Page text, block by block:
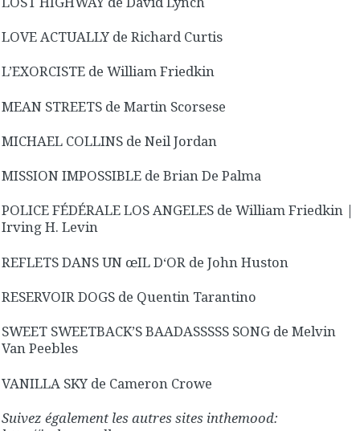
LOVE ACTUALLY de Richard Curtis
L’EXORCISTE de William Friedkin
MEAN STREETS de Martin Scorsese
MICHAEL COLLINS de Neil Jordan
MISSION IMPOSSIBLE de Brian De Palma
POLICE FÉDÉRALE LOS ANGELES de William Friedkin |
Irving H. Levin
REFLETS DANS UN œIL D‘OR de John Huston
RESERVOIR DOGS de Quentin Tarantino
SWEET SWEETBACK’S BAADASSSSS SONG de Melvin
Van Peebles
VANILLA SKY de Cameron Crowe
Suivez également les autres sites inthemood: